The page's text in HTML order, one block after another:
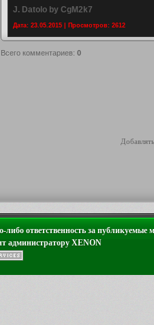
J. Datolo by CgM2k7
Дата: 23.05.2015 | Просмотров: 2612
Всего комментариев: 0
ответственность за публикуемые
администратору XENON